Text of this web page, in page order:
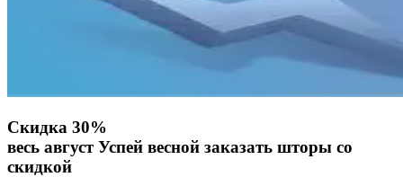
Скидка 30%
весь августУспей весной заказать шторы со
скидкой